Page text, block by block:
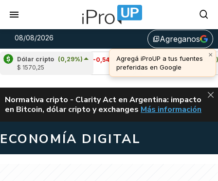
08/08/2026 library_addAgreganos
Dólar cripto (0,29%)
$ 1570,25
Cardano (-0,54%)
u$s 0,20
Avalanche
(0,92%)
u$s 6,52
ALERTA
Normativa cripto - Clarity Act en Argentina: impacto
en Bitcoin, dólar cripto y exchanges CLARITY ACT EN
Más información
ECONOMÍA DIGITAL